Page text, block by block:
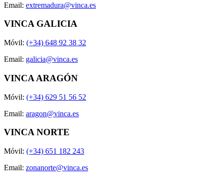
Email: extremadura@vinca.es
VINCA GALICIA
Móvil: (+34) 648 92 38 32
Email: galicia@vinca.es
VINCA ARAGÓN
Móvil: (+34) 629 51 56 52
Email: aragon@vinca.es
VINCA NORTE
Móvil: (+34) 651 182 243
Email: zonanorte@vinca.es